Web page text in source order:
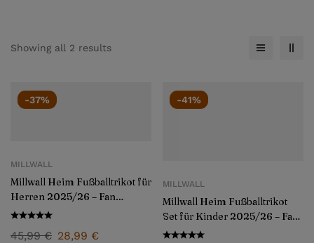
Showing all 2 results
-37%
MILLWALL
Millwall Heim Fußballtrikot für
Herren 2025/26 – Fan
Version
45,99€ 28,99 €
-41%
MILLWALL
Millwall Heim Fußballtrikot
Set für Kinder 2025/26 – Fan
Version